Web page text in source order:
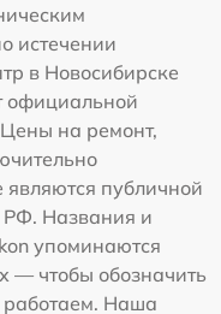
истечении
в Новосибирске
официальной
на ремонт,
публичной
РФ. Названия и
упоминаются
— чтобы обозначить
работаем. Наша